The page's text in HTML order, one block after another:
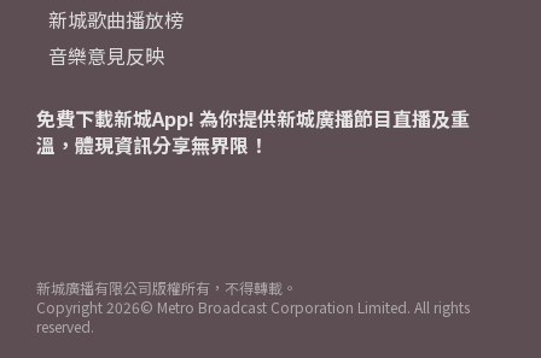
新城歌曲播放榜
音樂意見反映
免費下載新城App! 為你提供新城廣播節目直播及重
溫，體現資訊分享無界限！
新城廣播有限公司版權所有，不得轉載。
Copyright 2026© Metro Broadcast Corporation Limited. All rights
reserved.